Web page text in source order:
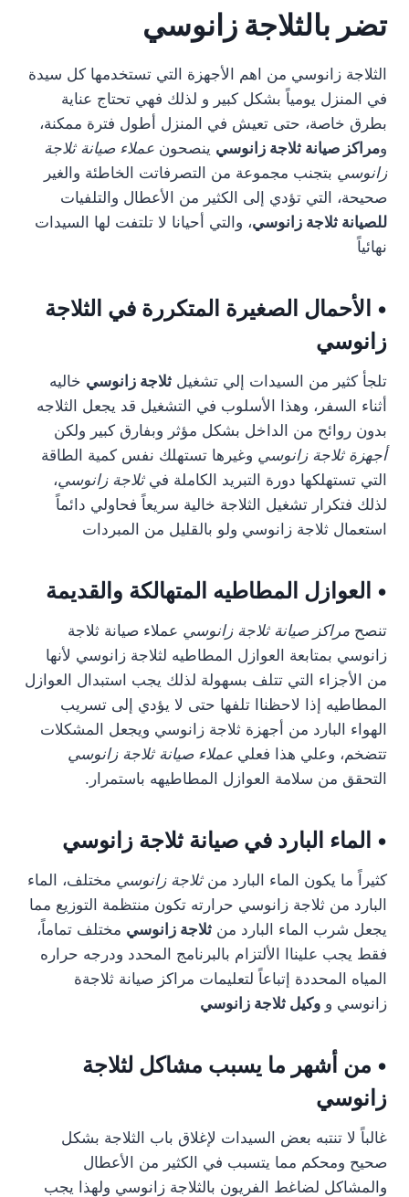
تضر بالثلاجة زانوسي
الثلاجة زانوسي من اهم الأجهزة التي تستخدمها كل سيدة
في المنزل يومياً بشكل كبير و لذلك فهي تحتاج عناية
بطرق خاصة، حتى تعيش في المنزل أطول فترة ممكنة،
ومراكز صيانة ثلاجة زانوسي ينصحون عملاء صيانة ثلاجة
زانوسي بتجنب مجموعة من التصرفاتت الخاطئة والغير
صحيحة، التي تؤدي إلى الكثير من الأعطال والتلفيات
للصيانة ثلاجة زانوسي، والتي أحيانا لا تلتفت لها السيدات
نهائياً
• الأحمال الصغيرة المتكررة في الثلاجة
زانوسي
تلجأ كثير من السيدات إلي تشغيل ثلاجة زانوسي خاليه
أثناء السفر، وهذا الأسلوب في التشغيل قد يجعل الثلاجه
بدون روائح من الداخل بشكل مؤثر وبفارق كبير ولكن
أجهزة ثلاجة زانوسي وغيرها تستهلك نفس كمية الطاقة
التي تستهلكها دورة التبريد الكاملة فيثلاجة زانوسي،
لذلك فتكرار تشغيل الثلاجة خالية سريعاً فحاولي دائماً
استعمال ثلاجة زانوسي ولو بالقليل من المبردات
• العوازل المطاطيه المتهالكة والقديمة
تنصح مراكز صيانة ثلاجة زانوسي عملاء صيانة ثلاجة
زانوسي بمتابعة العوازل المطاطيه لثلاجة زانوسي لأنها
من الأجزاء التي تتلف بسهولة لذلك يجب استبدال العوازل
المطاطيه إذا لاحظناا تلفها حتى لا يؤدي إلى تسريب
الهواء البارد من أجهزة ثلاجة زانوسي ويجعل المشكلات
تتضخم، وعلي هذا فعلي عملاء صيانة ثلاجة زانوسي
التحقق من سلامة العوازل المطاطيهه باستمرار.
• الماء البارد في صيانة ثلاجة زانوسي
كثيراً ما يكون الماء البارد منثلاجة زانوسي مختلف، الماء
البارد من ثلاجة زانوسي حرارته تكون منتظمة التوزيع مما
يجعل شرب الماء البارد من ثلاجة زانوسي مختلف تماماً،
فقط يجب عليناا الألتزام بالبرنامج المحدد ودرجه حراره
المياه المحددة إتباعاً لتعليمات مراكز صيانة ثلاجةة
زانوسي و وكيل ثلاجة زانوسي
• من أشهر ما يسبب مشاكل لثلاجة
زانوسي
غالباً لا تنتبه بعض السيدات لإغلاق باب الثلاجة بشكل
صحيح ومحكم مما يتسبب في الكثير من الأعطال
والمشاكل لضاغط الفريون بالثلاجة زانوسي ولهذا يجب